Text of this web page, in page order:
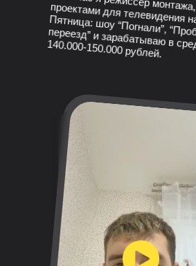
140.000-150.000 рублей.